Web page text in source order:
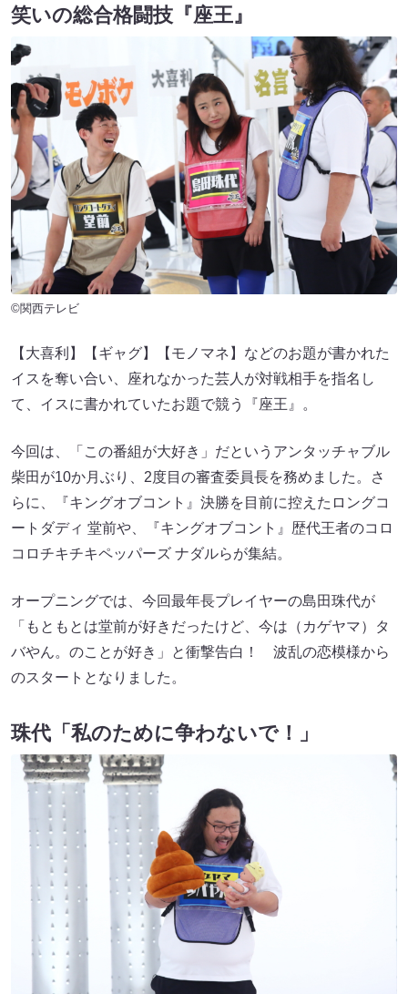
笑いの総合格闘技『座王』
©関西テレビ
【大喜利】【ギャグ】【モノマネ】などのお題が書かれた
イスを奪い合い、座れなかった芸人が対戦相手を指名し
て、イスに書かれていたお題で競う『座王』。
今回は、「この番組が大好き」だというアンタッチャブル
柴田が10か月ぶり、2度目の審査委員長を務めました。さ
らに、『キングオブコント』決勝を目前に控えたロングコ
ートダディ 堂前や、『キングオブコント』歴代王者のコロ
コロチキチキペッパーズ ナダルらが集結。
オープニングでは、今回最年長プレイヤーの島田珠代が
「もともとは堂前が好きだったけど、今は（カゲヤマ）タ
バやん。のことが好き」と衝撃告白！ 波乱の恋模様から
のスタートとなりました。
珠代「私のために争わないで！」